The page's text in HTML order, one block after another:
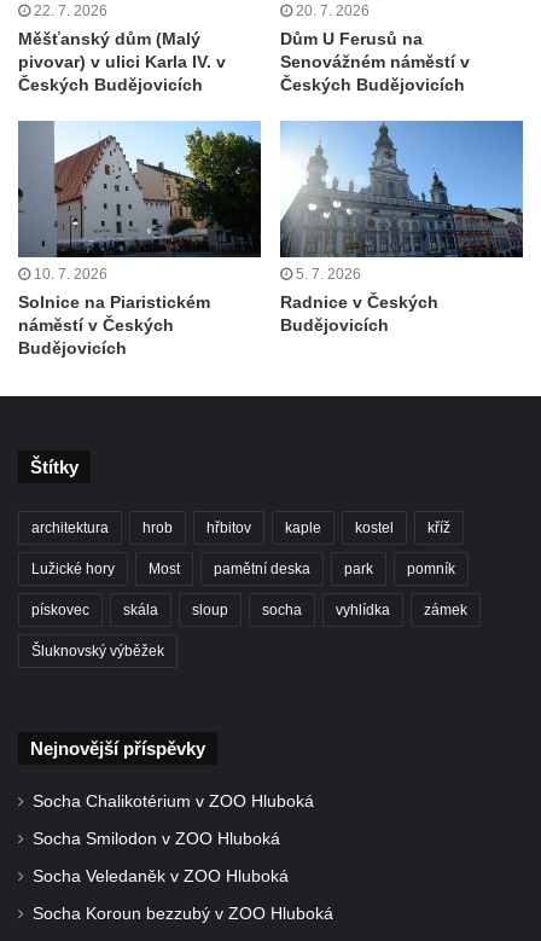
22. 7. 2026
Měšťanský dům (Malý
pivovar) v ulici Karla IV. v
Českých Budějovicích
20. 7. 2026
Dům U Ferusů na
Senovážném náměstí v
Českých Budějovicích
10. 7. 2026
Solnice na Piaristickém
náměstí v Českých
Budějovicích
5. 7. 2026
Radnice v Českých
Budějovicích
Štítky
architektura hrob hřbitov kaple kostel kříž
Lužické hory Most pamětní deska park pomník
pískovec skála sloup socha vyhlídka zámek
Šluknovský výběžek
Nejnovější příspěvky
Socha Chalikotérium v ZOO Hluboká
Socha Smilodon v ZOO Hluboká
Socha Veledaněk v ZOO Hluboká
Socha Koroun bezzubý v ZOO Hluboká